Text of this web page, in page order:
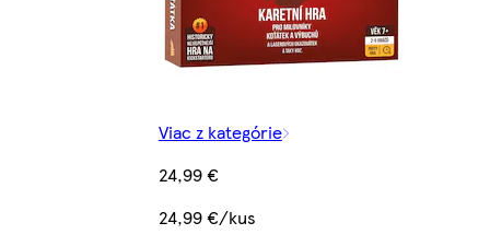
Viac z kategórie
24,99 €
24,99 €/kus